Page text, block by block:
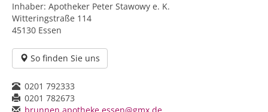
Inhaber: Apotheker Peter Stawowy e. K.
Witteringstraße 114
45130 Essen
So finden Sie uns
0201 792333
0201 782673